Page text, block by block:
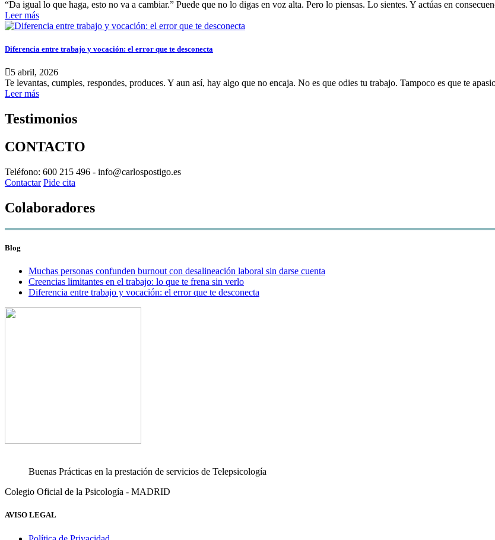
“Da igual lo que haga, esto no va a cambiar.” Puede que no lo digas en voz alta. Pero lo piensas. Lo sientes. Y actúas en
Leer más
Diferencia entre trabajo y vocación: el error que te desconecta
5 abril, 2026
Te levantas, cumples, respondes, produces. Y aun así, hay algo que no encaja. No es que odies tu trabajo. Tampoco es que te
Leer más
Testimonios
CONTACTO
Teléfono: 600 215 496 - info@carlospostigo.es
Contactar Pide cita
Colaboradores
Blog
Muchas personas confunden burnout con desalineación laboral sin darse cuenta
Creencias limitantes en el trabajo: lo que te frena sin verlo
Diferencia entre trabajo y vocación: el error que te desconecta
Buenas Prácticas en la prestación de servicios de Telepsicología
Colegio Oficial de la Psicología - MADRID
AVISO LEGAL